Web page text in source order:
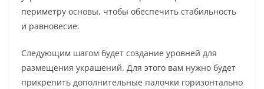
периметру основы, чтобы обеспечить стабильность
и равновесие.
Следующим шагом будет создание уровней для
размещения украшений. Для этого вам нужно будет
прикрепить дополнительные палочки горизонтально